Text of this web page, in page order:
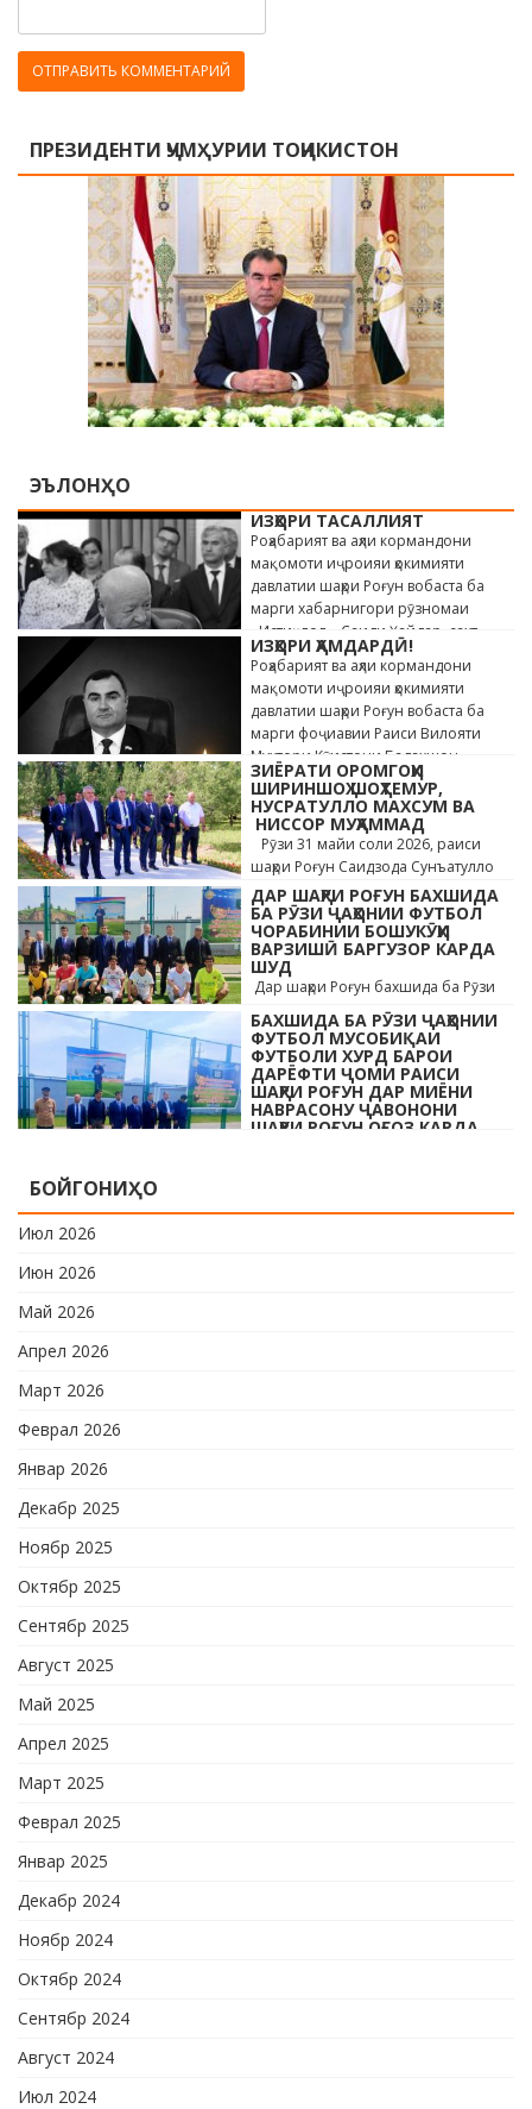
ПРЕЗИДЕНТИ ҶУМҲУРИИ ТОҶИКИСТОН
ЭЪЛОНҲО
ИЗҲОРИ ТАСАЛЛИЯТ
Роҳабарият ва аҳли кормандони
мақомоти иҷроияи ҳокимияти
давлатии шаҳри Роғун вобаста ба
марги хабарнигори рӯзномаи
«Истиқлол» Саиди Ҳайдар, сахт
андӯҳгин …
ИЗҲОРИ ҲАМДАРДӢ!
Роҳабарият ва аҳли кормандони
мақомоти иҷроияи ҳокимияти
давлатии шаҳри Роғун вобаста ба
марги фоҷиавии Раиси Вилояти
Мухтори Кӯҳистони Бадахшон
Алишер …
ЗИЁРАТИ ОРОМГОҲИ
ШИРИНШОҲ ШОҲТЕМУР,
НУСРАТУЛЛО МАХСУМ ВА
НИССОР МУҲАММАД
Рӯзи 31 майи соли 2026, раиси
шаҳри Роғун Саидзода Сунъатулло
бо ҳайъати кормандони дастгоҳи
раиси шаҳр ва роҳбарони мақомотҳои
…
ДАР ШАҲРИ РОҒУН БАХШИДА
БА РӮЗИ ҶАҲОНИИ ФУТБОЛ
ЧОРАБИНИИ БОШУКӮҲИ
ВАРЗИШӢ БАРГУЗОР КАРДА
ШУД
Дар шаҳри Роғун бахшида ба Рӯзи
ҷавонони Тоҷикистон ва Рӯзи
ҷаҳонии футбол бо иштироки 10
даста мусобиқаи кушоди шаҳри аз …
БАХШИДА БА РӮЗИ ҶАҲОНИИ
ФУТБОЛ МУСОБИҚАИ
ФУТБОЛИ ХУРД БАРОИ
ДАРЁФТИ ҶОМИ РАИСИ
ШАҲРИ РОҒУН ДАР МИЁНИ
НАВРАСОНУ ҶАВОНОНИ
ШАҲРИ РОҒУН ОҒОЗ КАРДА
ҷаҳонии футбол бо иштироки 10
БОЙГОНИҲО
Июл 2026
Июн 2026
Май 2026
Апрел 2026
Март 2026
Феврал 2026
Январ 2026
Декабр 2025
Ноябр 2025
Октябр 2025
Сентябр 2025
Август 2025
Май 2025
Апрел 2025
Март 2025
Феврал 2025
Январ 2025
Декабр 2024
Ноябр 2024
Октябр 2024
Сентябр 2024
Август 2024
Июл 2024